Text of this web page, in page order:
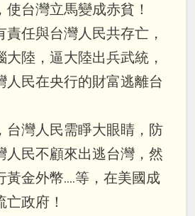
台灣立馬變成赤貧！
責任與台灣人民共存亡，
陸，逼大陸出兵武統，
人民在央行的財富逃離台
台灣人民需睜大眼睛，防
人民不顧來出逃台灣，然
黃金外幣....等，在美國成
政府！